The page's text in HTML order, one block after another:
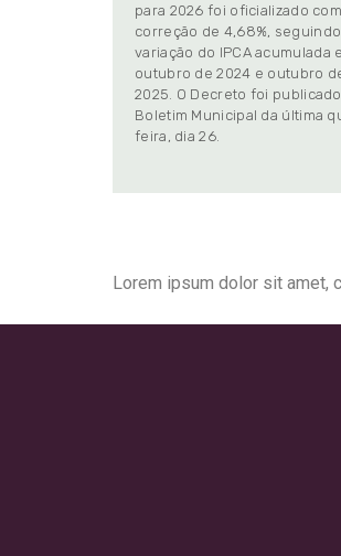
para 2026 foi oficializado com
correção de 4,68%, seguindo
variação do IPCA acumulada
outubro de 2024 e outubro
2025. O Decreto foi
Boletim Municipal da última
feira, dia 26.
Lorem ipsum dolor sit amet,